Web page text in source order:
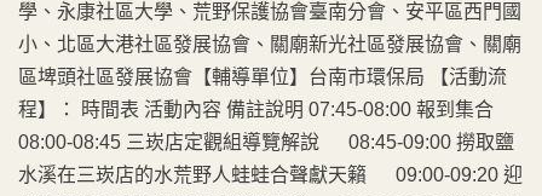
學、永康社區大學、荒野保護協會臺南分會、安平區西門國
小、北區大港社區發展協會、關廟新光社區發展協會、關廟
區埤頭社區發展協會【輔導單位】台南市環保局 【活動流
程】： 時間表 活動內容 備註說明 07:45-08:00 報到集合
08:00-08:45 三崁店定觀組導覽解說 08:45-09:00 撈取鹽
水溪在三崁店的水荒野人蛙蛙合聲獻天籟 09:00-09:20 迎